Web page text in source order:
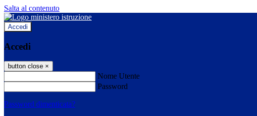
Salta al contenuto
Accedi
Accedi
button close ×
Nome Utente
Password
Password dimenticata?